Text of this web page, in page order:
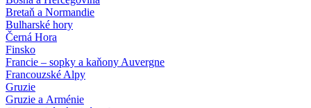
Bretaň a Normandie
Bulharské hory
Černá Hora
Finsko
Francie – sopky a kaňony Auvergne
Francouzské Alpy
Gruzie
Gruzie a Arménie